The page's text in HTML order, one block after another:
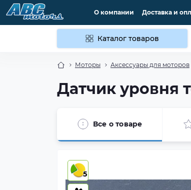
О компании Доставка и
Каталог товаров
Моторы Аксессуары для моторов
Датчик уровня
Все о товаре
5